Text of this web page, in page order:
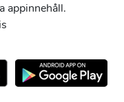
appinnehåll.